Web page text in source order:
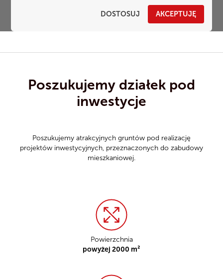
DOSTOSUJ AKCEPTUJĘ
kupna
Poszukujemy działek pod
inwestycje
Poszukujemy atrakcyjnych gruntów pod realizację
projektów inwestycyjnych, przeznaczonych do zabudowy
mieszkaniowej.
Powierzchnia
powyżej 2000 m²